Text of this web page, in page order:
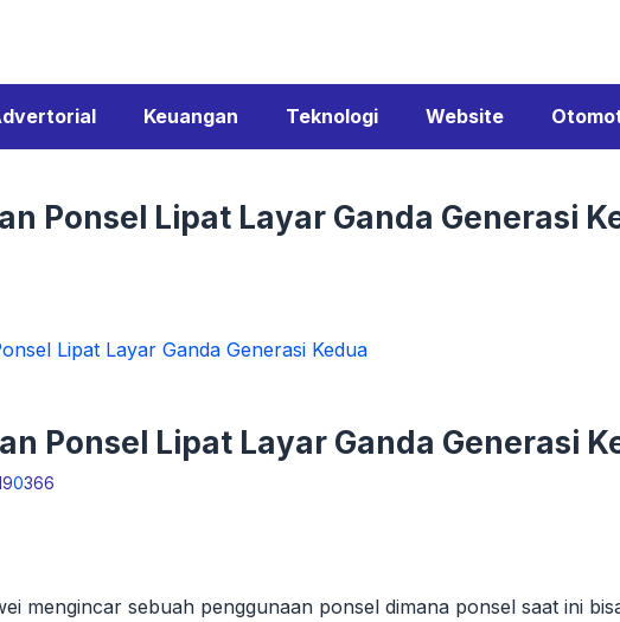
Keuangan Teknologi Website
Ponsel Lipat Layar Ganda Generasi
Lipat Layar Ganda Generasi Kedua
Ponsel Lipat Layar Ganda Generasi
0366
mengincar sebuah penggunaan ponsel dimana ponsel saat ini